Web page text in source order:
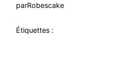
parRobescake
Étiquettes :